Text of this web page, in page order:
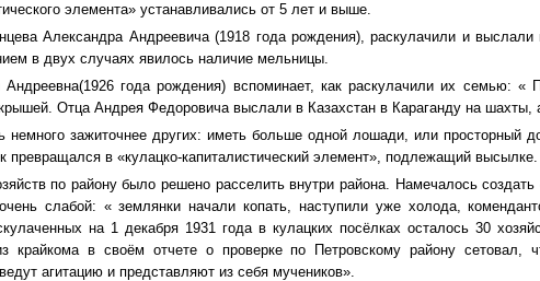
элемента» устанавливались от 5 лет и выше.
Александра Андреевича (1918 года рождения), раскулачили и
в двух случаях явилось наличие мельницы.
Андреевна(1926 года рождения) вспоминает, как раскулачили их семью:
Отца Андрея Федоровича выслали в Казахстан в Караганду на
немного зажиточнее других: иметь больше одной лошади, или просторный
превращался в «кулацко-капиталистический элемент», подлежащий высылке.
по району было решено расселить внутри района. Намечалось
слабой: « землянки начали копать, наступили уже холода,
на 1 декабря 1931 года в кулацких посёлках осталось 30
крайкома в своём отчете о проверке по Петровскому району сетовал,
агитацию и представляют из себя мучеников».